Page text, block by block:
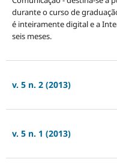
durante o curso de
é inteiramente digital e a
seis meses.
v. 5 n. 2 (2013)
v. 5 n. 1 (2013)